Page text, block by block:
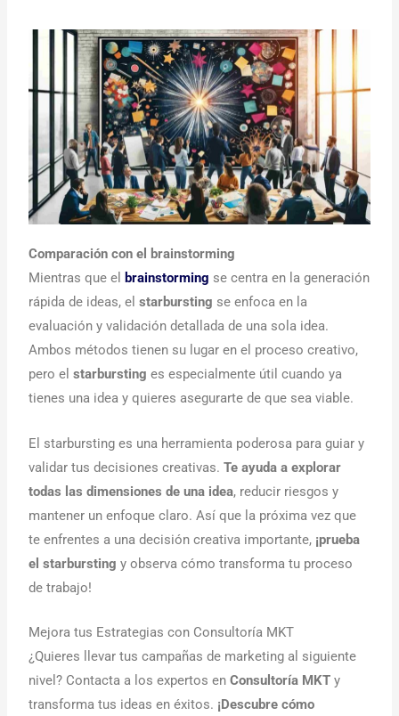
Comparación con el brainstorming
Mientras que el brainstorming se centra en la generación
rápida de ideas, elstarbursting se enfoca en la
evaluación y validación detallada de una sola idea.
Ambos métodos tienen su lugar en el proceso creativo,
pero elstarbursting es especialmente útil cuando ya
tienes una idea y quieres asegurarte de que sea viable.
El starbursting es una herramienta poderosa para guiar y
validar tus decisiones creativas.Te ayuda a explorar
todas las dimensiones de una idea, reducir riesgos y
mantener un enfoque claro. Así que la próxima vez que
te enfrentes a una decisión creativa importante, ¡prueba
el starbursting y observa cómo transforma tu proceso
de trabajo!
Mejora tus Estrategias con Consultoría MKT
¿Quieres llevar tus campañas de marketing al siguiente
nivel? Contacta a los expertos enConsultoría MKT y
transforma tus ideas en éxitos. ¡Descubre cómo